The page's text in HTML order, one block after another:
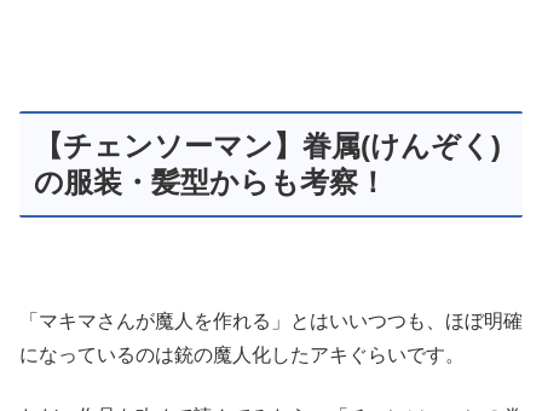
【チェンソーマン】眷属(けんぞく)
の服装・髪型からも考察！
「マキマさんが魔人を作れる」とはいいつつも、ほぼ明確
になっているのは銃の魔人化したアキぐらいです。